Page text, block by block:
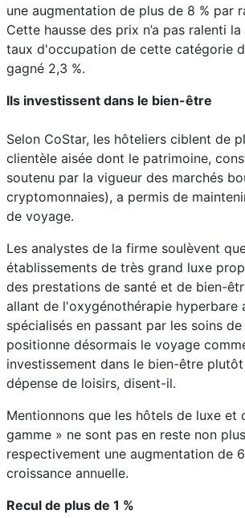
une augmentation de plus de 8 % par
Cette hausse des prix n’a pas ralenti
taux d'occupation de cette catégorie
gagné 2,3 %.
Ils investissent dans le bien-être
Selon CoStar, les hôteliers ciblent de
clientèle aisée dont le patrimoine,
soutenu par la vigueur des marchés
cryptomonnaies), a permis de
de voyage.
Les analystes de la firme soulèvent
établissements de très grand luxe
des prestations de santé et de bien-
allant de l'oxygénothérapie hyperbare
spécialisés en passant par les soins
positionne désormais le voyage
investissement dans le bien-être plutôt
dépense de loisirs, disent-il.
Mentionnons que les hôtels de luxe et
gamme » ne sont pas en reste non
respectivement une augmentation de
croissance annuelle.
Recul de plus de 1 %